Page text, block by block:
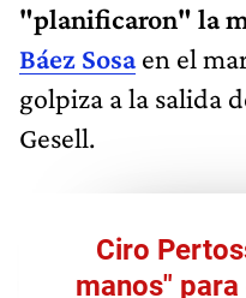
"planificaron" la
Báez Sosaen el
golpiza a la salida
Gesell.
Ciro
manos"